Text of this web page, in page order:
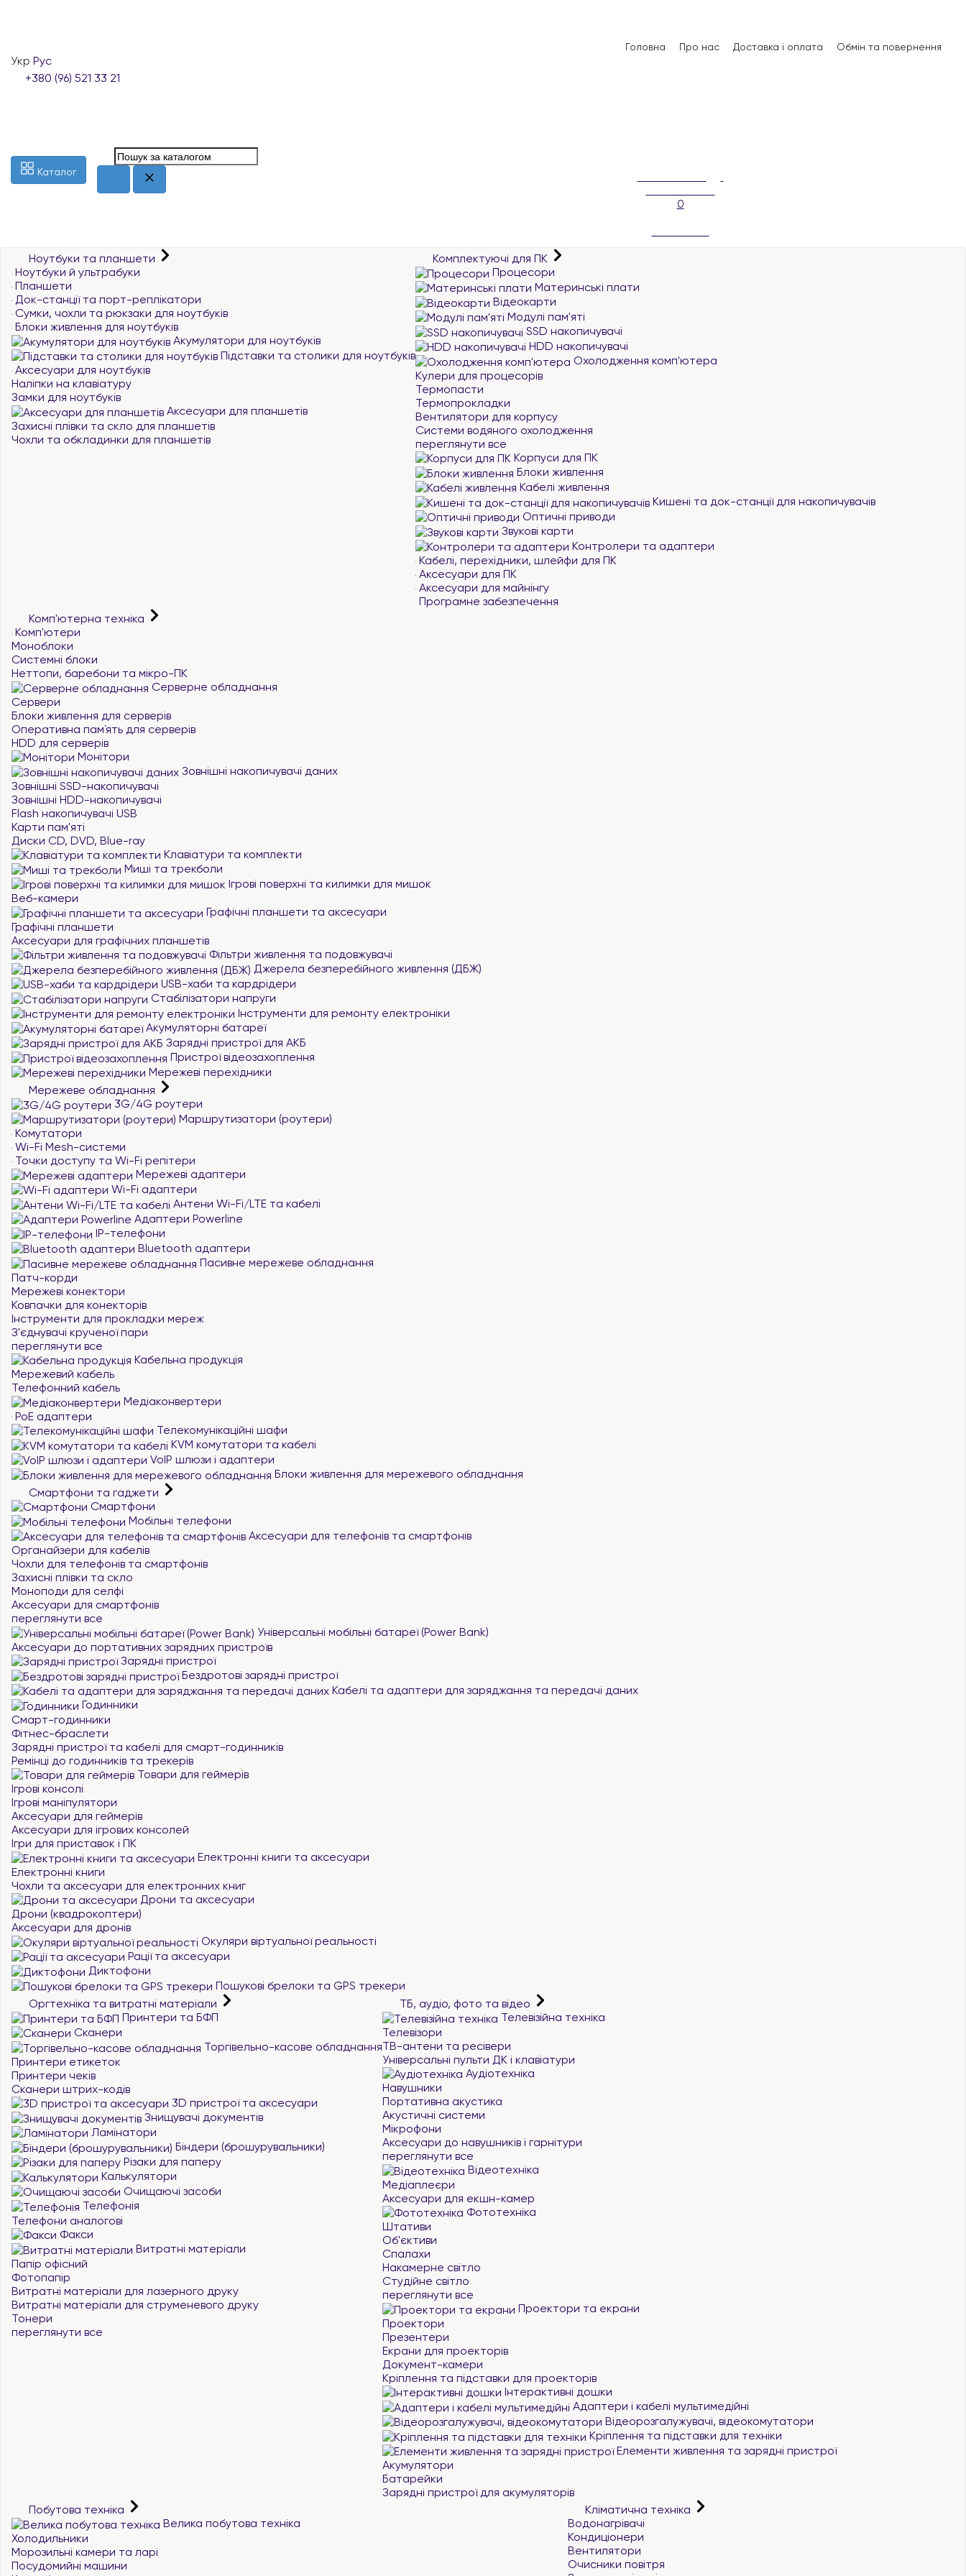
Головна Про нас Доставка і оплата Обмін та повернення
Укр Рус
+380 (96) 521 33 21
Каталог
0
Ноутбуки та планшети
Ноутбуки й ультрабуки
Планшети
Док-станції та порт-реплікатори
Сумки, чохли та рюкзаки для ноутбуків
Блоки живлення для ноутбуків
Акумулятори для ноутбуків
Підставки та столики для ноутбуків
Аксесуари для ноутбуків
Наліпки на клавіатуру
Замки для ноутбуків
Аксесуари для планшетів
Захисні плівки та скло для планшетів
Чохли та обкладинки для планшетів
Комплектуючі для ПК
Процесори
Материнські плати
Відеокарти
Модулі пам'яті
SSD накопичувачі
HDD накопичувачі
Охолодження комп'ютера
Кулери для процесорів
Термопасти
Термопрокладки
Вентилятори для корпусу
Системи водяного охолодження
переглянути все
Корпуси для ПК
Блоки живлення
Кабелі живлення
Кишені та док-станції для накопичувачів
Оптичні приводи
Звукові карти
Контролери та адаптери
Кабелі, перехідники, шлейфи для ПК
Аксесуари для ПК
Аксесуари для майнінгу
Програмне забезпечення
Комп'ютерна техніка
Комп'ютери
Моноблоки
Системні блоки
Неттопи, баребони та мікро-ПК
Серверне обладнання
Сервери
Блоки живлення для серверів
Оперативна пам`ять для серверів
HDD для серверів
Монітори
Зовнішні накопичувачі даних
Зовнішні SSD-накопичувачі
Зовнішні HDD-накопичувачі
Flash накопичувачі USB
Карти пам'яті
Диски CD, DVD, Blue-ray
Клавіатури та комплекти
Миші та трекболи
Ігрові поверхні та килимки для мишок
Веб-камери
Графічні планшети та аксесуари
Графічні планшети
Аксесуари для графічних планшетів
Фільтри живлення та подовжувачі
Джерела безперебійного живлення (ДБЖ)
USB-хаби та кардрідери
Стабілізатори напруги
Інструменти для ремонту електроніки
Акумуляторні батареї
Зарядні пристрої для АКБ
Пристрої відеозахоплення
Мережеві перехідники
Мережеве обладнання
3G/4G роутери
Маршрутизатори (роутери)
Комутатори
Wi-Fi Mesh-системи
Точки доступу та Wi-Fi репітери
Мережеві адаптери
Wi-Fi адаптери
Антени Wi-Fi/LTE та кабелі
Адаптери Powerline
IP-телефони
Bluetooth адаптери
Пасивне мережеве обладнання
Патч-корди
Мережеві конектори
Ковпачки для конекторів
Інструменти для прокладки мереж
З'єднувачі крученої пари
переглянути все
Кабельна продукція
Мережевий кабель
Телефонний кабель
Медіаконвертери
PoE адаптери
Телекомунікаційні шафи
KVM комутатори та кабелі
VoIP шлюзи і адаптери
Блоки живлення для мережевого обладнання
Смартфони та гаджети
Смартфони
Мобільні телефони
Аксесуари для телефонів та смартфонів
Органайзери для кабелів
Чохли для телефонів та смартфонів
Захисні плівки та скло
Моноподи для селфі
Аксесуари для смартфонів
переглянути все
Універсальні мобільні батареї (Power Bank)
Аксесуари до портативних зарядних пристроїв
Зарядні пристрої
Бездротові зарядні пристрої
Кабелі та адаптери для заряджання та передачі даних
Годинники
Смарт-годинники
Фітнес-браслети
Зарядні пристрої та кабелі для смарт-годинників
Ремінці до годинників та трекерів
Товари для геймерів
Ігрові консолі
Ігрові маніпулятори
Аксесуари для геймерів
Аксесуари для ігрових консолей
Ігри для приставок і ПК
Електронні книги та аксесуари
Електронні книги
Чохли та аксесуари для електронних книг
Дрони та аксесуари
Дрони (квадрокоптери)
Аксесуари для дронів
Окуляри віртуальної реальності
Рації та аксесуари
Диктофони
Пошукові брелоки та GPS трекери
Оргтехніка та витратні матеріали
Принтери та БФП
Сканери
Торгівельно-касове обладнання
Принтери етикеток
Принтери чеків
Сканери штрих-кодів
3D пристрої та аксесуари
Знищувачі документів
Ламінатори
Біндери (брошурувальники)
Різаки для паперу
Калькулятори
Очищаючі засоби
Телефонія
Телефони аналогові
Факси
Витратні матеріали
Папір офісний
Фотопапір
Витратні матеріали для лазерного друку
Витратні матеріали для струменевого друку
Тонери
переглянути все
ТБ, аудіо, фото та відео
Телевізійна техніка
Телевізори
ТВ-антени та ресівери
Універсальні пульти ДК і клавіатури
Аудіотехніка
Навушники
Портативна акустика
Акустичні системи
Мікрофони
Аксесуари до навушників і гарнітури
переглянути все
Відеотехніка
Медіаплеєри
Аксесуари для екшн-камер
Фототехніка
Штативи
Об'єктиви
Спалахи
Накамерне світло
Студійне світло
переглянути все
Проектори та екрани
Проектори
Презентери
Екрани для проекторів
Документ-камери
Кріплення та підставки для проекторів
Інтерактивні дошки
Адаптери і кабелі мультимедійні
Відеорозгалужувачі, відеокомутатори
Кріплення та підставки для техніки
Елементи живлення та зарядні пристрої
Акумулятори
Батарейки
Зарядні пристрої для акумуляторів
Побутова техніка
Велика побутова техніка
Холодильники
Морозильні камери та ларі
Посудомийні машини
Кліматична техніка
Водонагрівачі
Кондиціонери
Вентилятори
Очисники повітря